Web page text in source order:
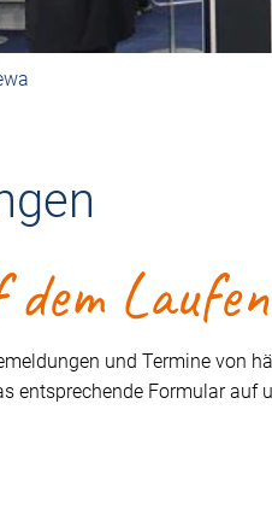
und Termine von
entsprechende Formular auf